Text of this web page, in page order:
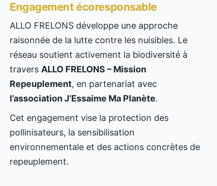
Engagement écoresponsable
ALLO FRELONS développe une approche
raisonnée de la lutte contre les nuisibles. Le
réseau soutient activement la biodiversité à
travers ALLO FRELONS – Mission
Repeuplement, en partenariat avec
l’association J’Essaime Ma Planète.
Cet engagement vise la protection des
pollinisateurs, la sensibilisation
environnementale et des actions concrètes de
repeuplement.